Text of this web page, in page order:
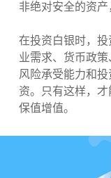
非绝对安全的资产
在投资白银时，
业需求、货币政
风险承受能力和
资。只有这样，
保值增值。